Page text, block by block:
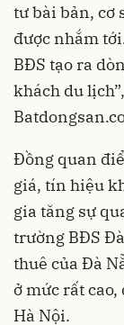
tư bài bản, cơ
được nhắm
BĐS tạo ra
khách du
Đồng quan
giá, tín hiệu
gia tăng sự
trường BĐS
thuê của Đà
ở mức rất
Hà Nội.